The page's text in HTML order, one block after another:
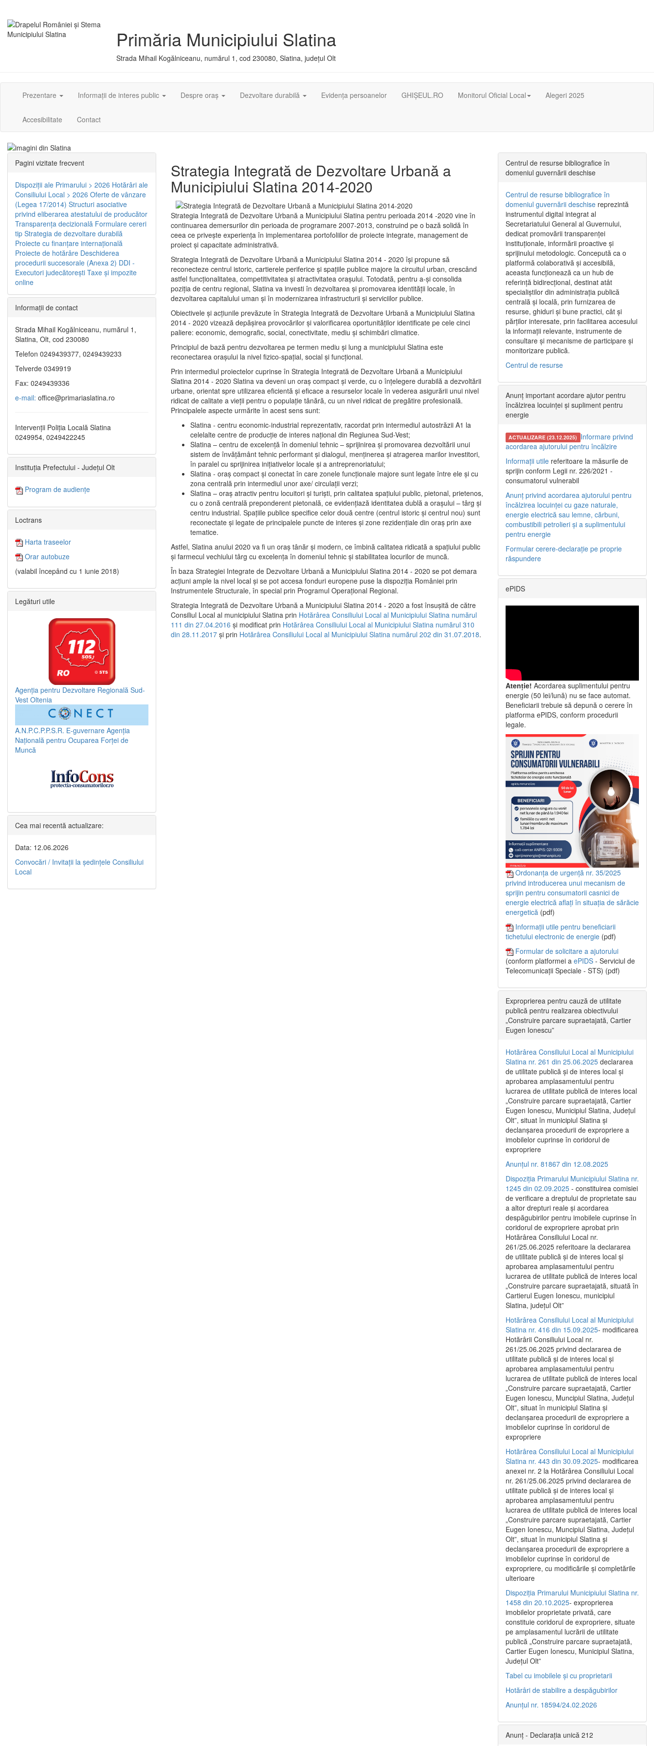
Primăria Municipiului Slatina
Strada Mihail Kogălniceanu, numărul 1, cod 230080, Slatina, județul Olt
Prezentare Informații de interes public Despre oraș Dezvoltare durabilă Evidența persoanelor GHIȘEUL.RO Monitorul Oficial Local Alegeri 2025
Accesibilitate Contact
Strategia Integrată de Dezvoltare Urbană a
Municipiului Slatina 2014-2020
Strategia Integrată de Dezvoltare Urbană a Municipiului Slatina pentru perioada 2014 -2020 vine în
continuarea demersurilor din perioada de programare 2007-2013, construind pe o bază solidă în
ceea ce priveşte experienţa în implementarea portofoliilor de proiecte integrate, management de
proiect și capacitate administrativă.
Strategia Integrată de Dezvoltare Urbană a Municipiului Slatina 2014 - 2020 își propune să
reconecteze centrul istoric, cartierele periferice şi spaţiile publice majore la circuitul urban, crescând
astfel funcţionalitatea, competitivitatea şi atractivitatea oraşului. Totodată, pentru a-şi consolida
poziţia de centru regional, Slatina va investi în dezvoltarea şi promovarea identităţii locale, în
dezvoltarea capitalului uman şi în modernizarea infrastructurii şi serviciilor publice.
Obiectivele şi acţiunile prevăzute în Strategia Integrată de Dezvoltare Urbană a Municipiului Slatina
2014 - 2020 vizează depășirea provocărilor şi valorificarea oportunităţilor identificate pe cele cinci
paliere: economic, demografic, social, conectivitate, mediu şi schimbări climatice.
Principiul de bază pentru dezvoltarea pe termen mediu şi lung a municipiului Slatina este
reconectarea oraşului la nivel fizico-spaţial, social şi funcţional.
Prin intermediul proiectelor cuprinse în Strategia Integrată de Dezvoltare Urbană a Municipiului
Slatina 2014 - 2020 Slatina va deveni un oraş compact şi verde, cu o înţelegere durabilă a dezvoltării
urbane, orientat spre utilizarea eficientă şi eficace a resurselor locale în vederea asigurării unui nivel
ridicat de calitate a vieţii pentru o populaţie tânără, cu un nivel ridicat de pregătire profesională.
Principalele aspecte urmărite în acest sens sunt:
Slatina - centru economic-industrial reprezentativ, racordat prin intermediul autostrăzii A1 la
celelalte centre de producţie de interes naţional din Regiunea Sud-Vest;
Slatina – centru de excelenţă în domeniul tehnic – sprijinirea şi promovarea dezvoltării unui
sistem de învăţământ tehnic performant şi dialogul, menţinerea şi atragerea marilor investitori,
în paralel cu sprijinirea iniţiativelor locale şi a antreprenoriatului;
Slatina - oraş compact şi conectat în care zonele funcţionale majore sunt legate între ele şi cu
zona centrală prin intermediul unor axe/ circulații verzi;
Slatina – oraş atractiv pentru locuitori şi turişti, prin calitatea spaţiului public, pietonal, prietenos,
cu o zonă centrală preponderent pietonală, ce evidenţiază identitatea dublă a oraşului – târg şi
centru industrial. Spaţiile publice specifice celor două centre (centrul istoric şi centrul nou) sunt
reconectate şi legate de principalele puncte de interes şi zone rezidenţiale din oraş prin axe
tematice.
Astfel, Slatina anului 2020 va fi un oraş tânăr şi modern, ce îmbină calitatea ridicată a spaţiului public
şi farmecul vechiului târg cu excelenţa în domeniul tehnic şi stabilitatea locurilor de muncă.
În baza Strategiei Integrate de Dezvoltare Urbană a Municipiului Slatina 2014 - 2020 se pot demara
acţiuni ample la nivel local şi se pot accesa fonduri europene puse la dispoziţia României prin
Instrumentele Structurale, în special prin Programul Operațional Regional.
Strategia Integrată de Dezvoltare Urbană a Municipiului Slatina 2014 - 2020 a fost însuşită de către
Consiliul Local al municipiului Slatina prin Hotărârea Consiliului Local al Municipiului Slatina numărul
111 din 27.04.2016 și modificat prin Hotărârea Consiliului Local al Municipiului Slatina numărul 310
din 28.11.2017 și prin Hotărârea Consiliului Local al Municipiului Slatina numărul 202 din 31.07.2018.
Pagini vizitate frecvent
Dispoziţii ale Primarului > 2026 Hotărâri ale
Consiliului Local > 2026 Oferte de vânzare
(Legea 17/2014) Structuri asociative
privind eliberarea atestatului de producător
Transparenţa decizională Formulare cereri
tip Strategia de dezvoltare durabilă
Proiecte cu finanţare internaţională
Proiecte de hotărâre Deschiderea
procedurii succesorale (Anexa 2) DDI -
Executori judecătorești Taxe şi impozite
online
Informaţii de contact
Strada Mihail Kogălniceanu, numărul 1,
Slatina, Olt, cod 230080
Telefon 0249439377, 0249439233
Telverde 0349919
Fax: 0249439336
e-mail: office@primariaslatina.ro
Intervenții Poliția Locală Slatina
0249954, 0249422245
Instituția Prefectului - Județul Olt
Program de audiențe
Loctrans
Harta traseelor
Orar autobuze
(valabil începând cu 1 iunie 2018)
Legături utile
Agenția pentru Dezvoltare Regională Sud-
Vest Oltenia
A.N.P.C.P.P.S.R. E-guvernare Agenția
Națională pentru Ocuparea Forței de
Muncă
Cea mai recentă actualizare:
Data: 12.06.2026
Convocări / Invitaţii la şedinţele Consiliului
Local
Centrul de resurse bibliografice în
domeniul guvernării deschise
Centrul de resurse bibliografice în
domeniul guvernării deschise reprezintă
instrumentul digital integrat al
Secretariatului General al Guvernului,
dedicat promovării transparenței
instituționale, informării proactive și
sprijinului metodologic. Concepută ca o
platformă colaborativă și accesibilă,
aceasta funcționează ca un hub de
referință bidirecțional, destinat atât
specialiștilor din administrația publică
centrală și locală, prin furnizarea de
resurse, ghiduri și bune practici, cât și
părților interesate, prin facilitarea accesului
la informații relevante, instrumente de
consultare și mecanisme de participare și
monitorizare publică.
Centrul de resurse
Anunț important acordare ajutor pentru
încălzirea locuinței și supliment pentru
energie
ACTUALIZARE (23.12.2025) Informare privind
acordarea ajutorului pentru încălzire
Informații utile referitoare la măsurile de
sprijin conform Legii nr. 226/2021 -
consumatorul vulnerabil
Anunț privind acordarea ajutorului pentru
încălzirea locuinței cu gaze naturale,
energie electrică sau lemne, cărbuni,
combustibili petrolieri și a suplimentului
pentru energie
Formular cerere-declarație pe proprie
răspundere
ePIDS
Atenție! Acordarea suplimentului pentru
energie (50 lei/lună) nu se face automat.
Beneficiarii trebuie să depună o cerere în
platforma ePIDS, conform procedurii
legale.
Ordonanța de urgență nr. 35/2025
privind introducerea unui mecanism de
sprijin pentru consumatorii casnici de
energie electrică aflați în situația de sărăcie
energetică (pdf)
Informații utile pentru beneficiarii
tichetului electronic de energie (pdf)
Formular de solicitare a ajutorului
(conform platformei a ePIDS - Serviciul de
Telecomunicații Speciale - STS) (pdf)
Exproprierea pentru cauză de utilitate
publică pentru realizarea obiectivului
„Construire parcare supraetajată, Cartier
Eugen Ionescu”
Hotărârea Consiliului Local al Municipiului
Slatina nr. 261 din 25.06.2025 declararea
de utilitate publică și de interes local și
aprobarea amplasamentului pentru
lucrarea de utilitate publică de interes local
„Construire parcare supraetajată, Cartier
Eugen Ionescu, Municipiul Slatina, Județul
Olt”, situat în municipiul Slatina și
declanșarea procedurii de expropriere a
imobilelor cuprinse în coridorul de
expropriere
Anunțul nr. 81867 din 12.08.2025
Dispoziția Primarului Municipiului Slatina nr.
1245 din 02.09.2025 - constituirea comisiei
de verificare a dreptului de proprietate sau
a altor drepturi reale și acordarea
despăgubirilor pentru imobilele cuprinse în
coridorul de expropriere aprobat prin
Hotărârea Consiliului Local nr.
261/25.06.2025 referitoare la declararea
de utilitate publică și de interes local și
aprobarea amplasamentului pentru
lucrarea de utilitate publică de interes local
„Construire parcare supraetajată, situată în
Cartierul Eugen Ionescu, municipiul
Slatina, județul Olt”
Hotărârea Consiliului Local al Municipiului
Slatina nr. 416 din 15.09.2025- modificarea
Hotărârii Consiliului Local nr.
261/25.06.2025 privind declararea de
utilitate publică și de interes local și
aprobarea amplasamentului pentru
lucrarea de utilitate publică de interes local
„Construire parcare supraetajată, Cartier
Eugen Ionescu, Muncipiul Slatina, Județul
Olt”, situat în municipiul Slatina și
declanșarea procedurii de expropriere a
imobilelor cuprinse în coridorul de
expropriere
Hotărârea Consiliului Local al Municipiului
Slatina nr. 443 din 30.09.2025- modificarea
anexei nr. 2 la Hotărârea Consiliului Local
nr. 261/25.06.2025 privind declararea de
utilitate publică şi de interes local şi
aprobarea amplasamentului pentru
lucrarea de utilitate publică de interes local
„Construire parcare supraetajată, Cartier
Eugen Ionescu, Muncipiul Slatina, Judeţul
Olt”, situat în municipiul Slatina şi
declanşarea procedurii de expropriere a
imobilelor cuprinse în coridorul de
expropriere, cu modificările şi completările
ulterioare
Dispoziția Primarului Municipiului Slatina nr.
1458 din 20.10.2025- exproprierea
imobilelor proprietate privată, care
constituie coridorul de expropriere, situate
pe amplasamentul lucrării de utilitate
publică „Construire parcare supraetajată,
Cartier Eugen Ionescu, Municipiul Slatina,
Județul Olt”
Tabel cu imobilele și cu proprietarii
Hotărâri de stabilire a despăgubirilor
Anunțul nr. 18594/24.02.2026
Anunț - Declarația unică 212